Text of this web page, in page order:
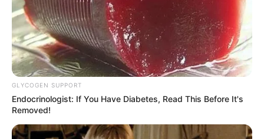
Fakta Menarik
Member pertama yang terungkap di publik.
Ia merupakan satu-satunya peserta pelatihan Jepang yang lulus
ujian masuk sebelum Takei Karina dan Fukumoto Hina.
Ia menggambarkan dirinya sebagai orang yang sangat positif,
dengan energi cerah, dan memiliki wajah yang sering
tersenyum.
GLYCOGEN SUPPORT
Endocrinologist: If You Have Diabetes, Read This Before It's
Removed!